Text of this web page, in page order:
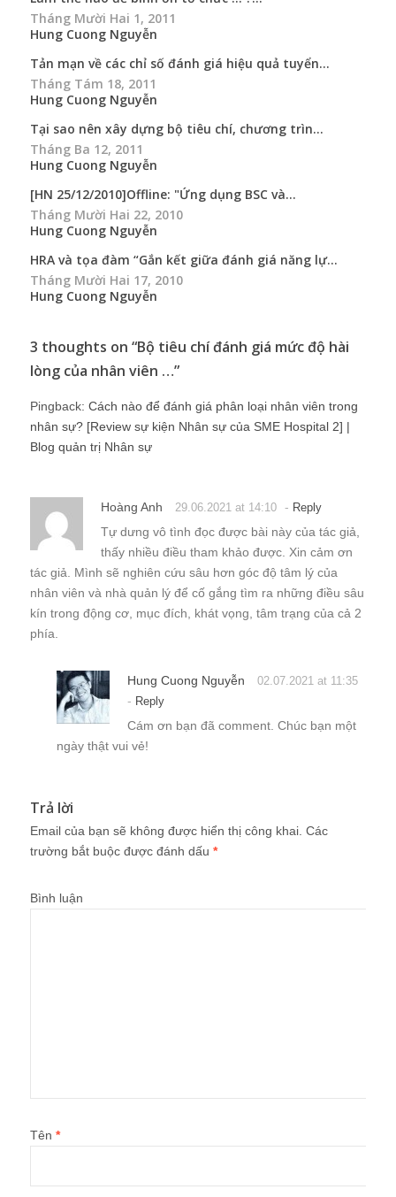
Tháng Mười Hai 1, 2011
Hung Cuong Nguyễn
Tản mạn về các chỉ số đánh giá hiệu quả tuyển...
Tháng Tám 18, 2011
Hung Cuong Nguyễn
Tại sao nên xây dựng bộ tiêu chí, chương trìn...
Tháng Ba 12, 2011
Hung Cuong Nguyễn
[HN 25/12/2010]Offline: "Ứng dụng BSC và...
Tháng Mười Hai 22, 2010
Hung Cuong Nguyễn
HRA và tọa đàm “Gắn kết giữa đánh giá năng lự...
Tháng Mười Hai 17, 2010
Hung Cuong Nguyễn
3 thoughts on “Bộ tiêu chí đánh giá mức độ hài
lòng của nhân viên …”
Pingback: Cách nào để đánh giá phân loại nhân viên trong
nhân sự? [Review sự kiện Nhân sự của SME Hospital 2] |
Blog quản trị Nhân sự
Hoàng Anh 29.06.2021 at 14:10 - Reply
Tự dưng vô tình đọc được bài này của tác giả,
thấy nhiều điều tham khảo được. Xin cảm ơn
tác giả. Mình sẽ nghiên cứu sâu hơn góc độ tâm lý của
nhân viên và nhà quản lý để cố gắng tìm ra những điều sâu
kín trong động cơ, mục đích, khát vọng, tâm trạng của cả 2
phía.
Hung Cuong Nguyễn 02.07.2021 at 11:35
- Reply
Cám ơn bạn đã comment. Chúc bạn một
ngày thật vui vẻ!
Trả lời
Email của bạn sẽ không được hiển thị công khai. Các
trường bắt buộc được đánh dấu *
Bình luận
Tên *